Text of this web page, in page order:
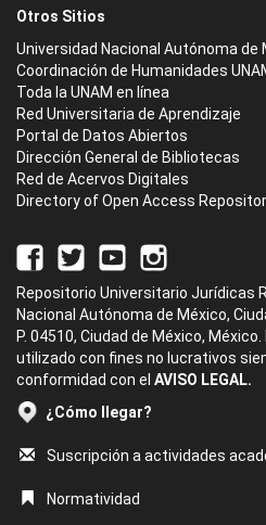
Otros Sitios
Universidad Nacional Autónoma de
Coordinación de Humanidades
Toda la UNAM en línea
Red Universitaria de Aprendizaje
Portal de Datos Abiertos
Dirección General de Bibliotecas
Red de Acervos Digitales
Directory of Open Access
Repositorio Universitario Jurídicas
Nacional Autónoma de México,
P. 04510, Ciudad de México,
utilizado con fines no lucrativos
conformidad con el AVISO LEGAL.
¿Cómo llegar?
Suscripción a actividades
Normatividad